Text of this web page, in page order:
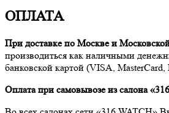
ОПЛАТА
При доставке по Москве и
производиться как наличными
банковской картой (VISA,
Оплата при самовывозе из салона